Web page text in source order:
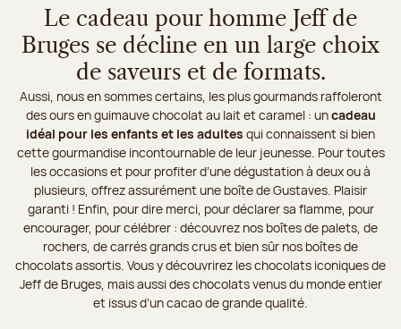
Le cadeau pour homme Jeff de
Bruges se décline en un large choix
de saveurs et de formats.
Aussi, nous en sommes certains, les plus gourmands raffoleront
des ours en guimauve chocolat au lait et caramel : uncadeau
idéal pour les enfants et les adultes qui connaissent si bien
cette gourmandise incontournable de leur jeunesse. Pour toutes
les occasions et pour profiter d’une dégustation à deux ou à
plusieurs, offrez assurément une boîte de Gustaves. Plaisir
garanti ! Enfin, pour dire merci, pour déclarer sa flamme, pour
encourager, pour célébrer : découvrez nos boîtes de palets, de
rochers, de carrés grands crus et bien sûr nos boîtes de
chocolats assortis. Vous y découvrirez les chocolats iconiques de
Jeff de Bruges, mais aussi des chocolats venus du monde entier
et issus d’un cacao de grande qualité.